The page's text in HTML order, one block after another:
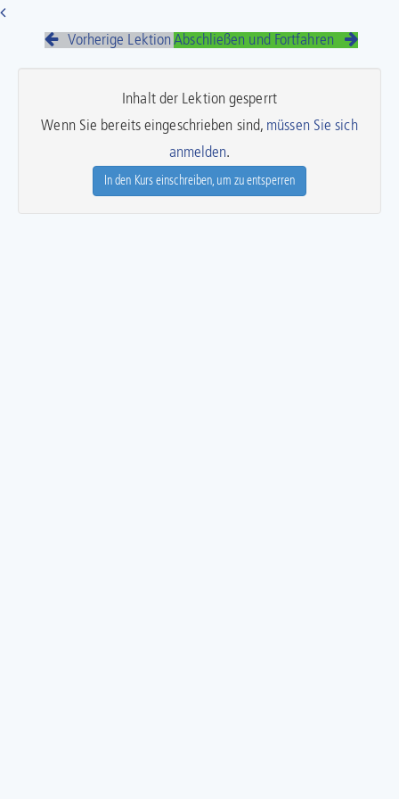
Vorherige Lektion Abschließen und Fortfahren
Inhalt der Lektion gesperrt
Wenn Sie bereits eingeschrieben sind, müssen Sie sich
anmelden.
In den Kurs einschreiben, um zu entsperren